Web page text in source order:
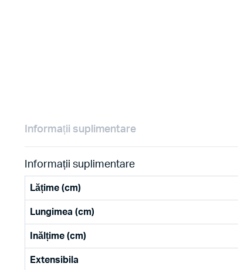
Informații suplimentare
Informații suplimentare
Lățime (cm)
Lungimea (cm)
Inălțime (cm)
Extensibila